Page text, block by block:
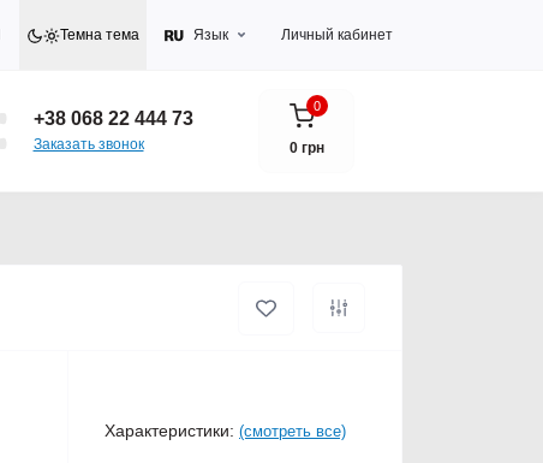
Темна тема Язык Личный кабинет
+38 068 22 444 73
Заказать звонок
0
0 грн
Характеристики: (смотреть все)